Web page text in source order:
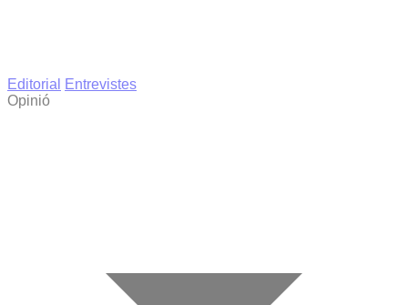
Editorial
Entrevistes
Opinió